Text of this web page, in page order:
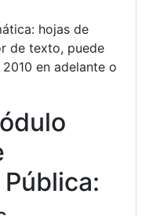
hojas de
de texto, puede
en adelante o